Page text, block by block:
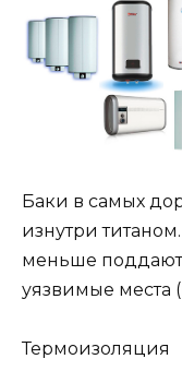
Баки в самых
изнутри
меньше
уязвимые места
Термоизоляция